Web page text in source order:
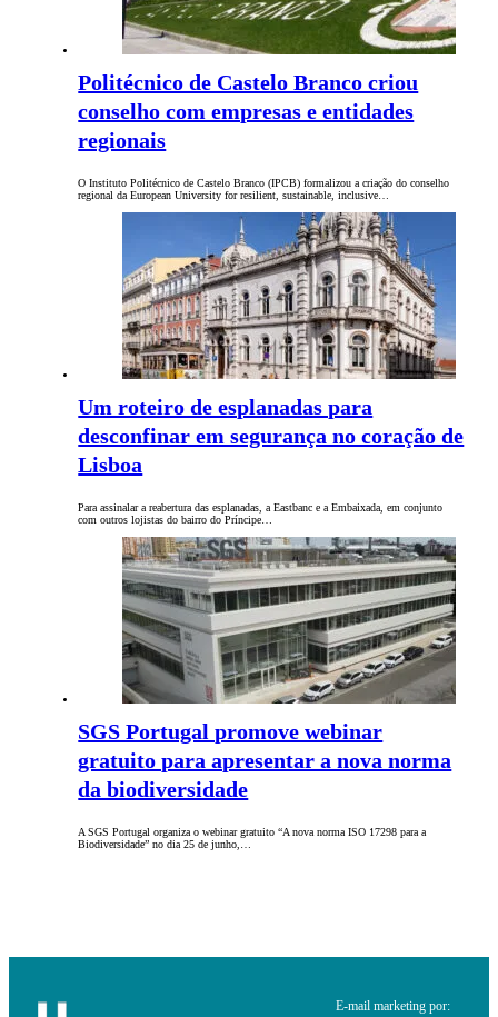
Politécnico de Castelo Branco criou
conselho com empresas e entidades
regionais
O Instituto Politécnico de Castelo Branco (IPCB) formalizou a criação do conselho
regional da European University for resilient, sustainable, inclusive…
Um roteiro de esplanadas para
desconfinar em segurança no coração de
Lisboa
Para assinalar a reabertura das esplanadas, a Eastbanc e a Embaixada, em conjunto
com outros lojistas do bairro do Príncipe…
SGS Portugal promove webinar
gratuito para apresentar a nova norma
da biodiversidade
A SGS Portugal organiza o webinar gratuito “A nova norma ISO 17298 para a
Biodiversidade” no dia 25 de junho,…
E-mail marketing por: